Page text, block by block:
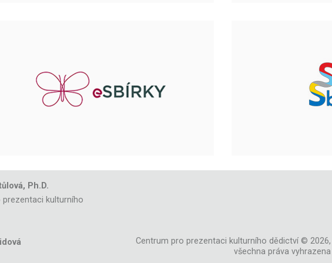
Ph.D.
kulturního
Centrum pro prezentaci kulturního dědictví © 2026,
všechna práva vyhrazena